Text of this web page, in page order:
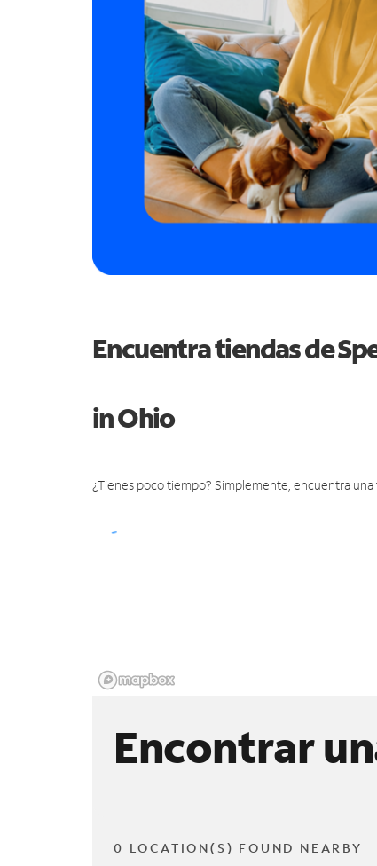
Encuentra tiendas de
in Ohio
¿Tienes poco tiempo? Simplemente, encuentra
Encontrar
0 LOCATION(S) FOUND NEARBY